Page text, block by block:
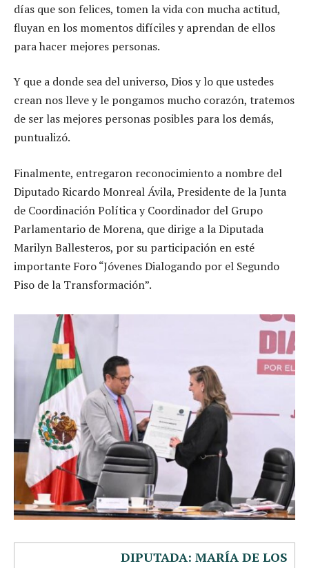
días que son felices, tomen la vida con mucha actitud,
fluyan en los momentos difíciles y aprendan de ellos
para hacer mejores personas.
Y que a donde sea del universo, Dios y lo que ustedes
crean nos lleve y le pongamos mucho corazón, tratemos
de ser las mejores personas posibles para los demás,
puntualizó.
Finalmente, entregaron reconocimiento a nombre del
Diputado Ricardo Monreal Ávila, Presidente de la Junta
de Coordinación Política y Coordinador del Grupo
Parlamentario de Morena, que dirige a la Diputada
Marilyn Ballesteros, por su participación en esté
importante Foro “Jóvenes Dialogando por el Segundo
Piso de la Transformación”.
DIPUTADA: MARÍA DE LOS